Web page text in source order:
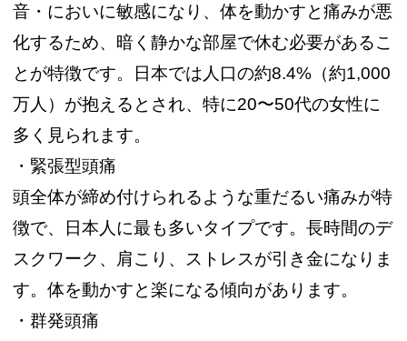
音・においに敏感になり、体を動かすと痛みが悪
化するため、暗く静かな部屋で休む必要があるこ
とが特徴です。日本では人口の約8.4%（約1,000
万人）が抱えるとされ、特に20〜50代の女性に
多く見られます。
・緊張型頭痛
頭全体が締め付けられるような重だるい痛みが特
徴で、日本人に最も多いタイプです。長時間のデ
スクワーク、肩こり、ストレスが引き金になりま
す。体を動かすと楽になる傾向があります。
・群発頭痛